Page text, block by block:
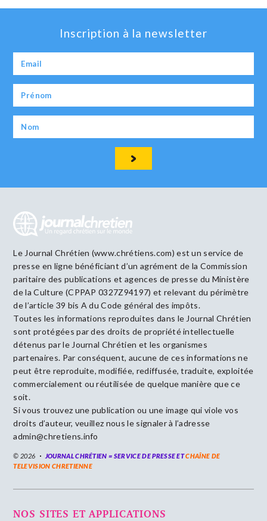
Inscription à la newsletter
Le Journal Chrétien (www.chrétiens.com) est un service de
presse en ligne bénéficiant d’un agrément de la Commission
paritaire des publications et agences de presse du Ministère
de la Culture (CPPAP 0327Z94197) et relevant du périmètre
de l’article 39 bis A du Code général des impôts.
Toutes les informations reproduites dans le Journal Chrétien
sont protégées par des droits de propriété intellectuelle
détenus par le Journal Chrétien et les organismes
partenaires. Par conséquent, aucune de ces informations ne
peut être reproduite, modifiée, rediffusée, traduite, exploitée
commercialement ou réutilisée de quelque manière que ce
soit.
Si vous trouvez une publication ou une image qui viole vos
droits d’auteur, veuillez nous le signaler à l’adresse
admin@chretiens.info
© 2026 JOURNAL CHRÉTIEN = SERVICE DE PRESSE ETCHAÎNE DE
TELEVISION CHRETIENNE
NOS SITES ET APPLICATIONS